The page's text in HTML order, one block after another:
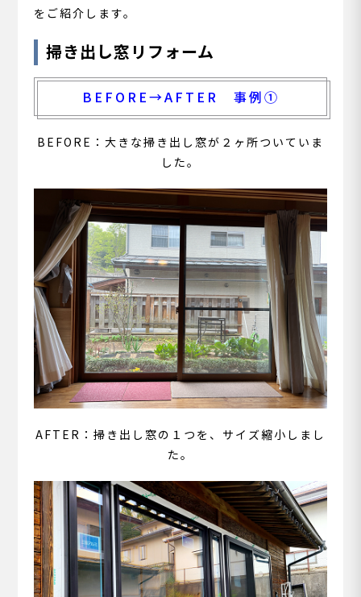
をご紹介します。
掃き出し窓リフォーム
BEFORE→AFTER 事例①
BEFORE： 大きな掃き出し窓が２ヶ所ついていま
した。
AFTER：掃き 出し窓の１つを、サイズ縮小しまし
た。